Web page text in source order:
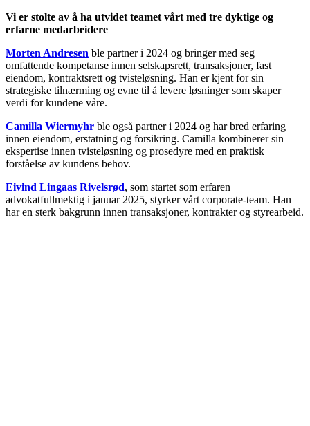
Vi er stolte av å ha utvidet teamet vårt med tre dyktige og
erfarne medarbeidere
Morten Andresen ble partner i 2024 og bringer med seg
omfattende kompetanse innen selskapsrett, transaksjoner, fast
eiendom, kontraktsrett og tvisteløsning. Han er kjent for sin
strategiske tilnærming og evne til å levere løsninger som skaper
verdi for kundene våre.
Camilla Wiermyhr ble også partner i 2024 og har bred erfaring
innen eiendom, erstatning og forsikring. Camilla kombinerer sin
ekspertise innen tvisteløsning og prosedyre med en praktisk
forståelse av kundens behov.
Eivind Lingaas Rivelsrød, som startet som erfaren
advokatfullmektig i januar 2025, styrker vårt corporate-team. Han
har en sterk bakgrunn innen transaksjoner, kontrakter og styrearbeid.